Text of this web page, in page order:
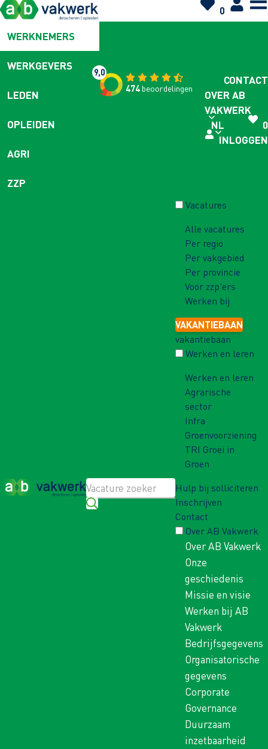
0
WERKNEMERS
WERKGEVERS
LEDEN
OPLEIDEN
AGRI
ZZP
9,0
474beoordelingen
CONTACT
OVER AB
VAKWERK
NL
0
INLOGGEN
Vacatures
Alle vacatures
Per regio
Per vakgebied
Per provincie
Voor zzp'ers
Werken bij
VAKANTIEBAAN
vakantiebaan
Werken en leren
Werken en leren
Agrarische
sector
Infra
Groenvoorziening
TRI Groei in
Groen
Hulp bij solliciteren
Inschrijven
Contact
Over AB Vakwerk
Over AB Vakwerk
Onze
geschiedenis
Missie en visie
Werken bij AB
Vakwerk
Bedrijfsgegevens
Organisatorische
gegevens
Corporate
Governance
Duurzaam
inzetbaarheid